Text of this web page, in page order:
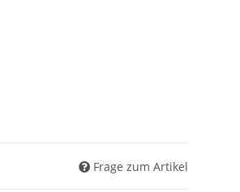
Frage zum Artikel